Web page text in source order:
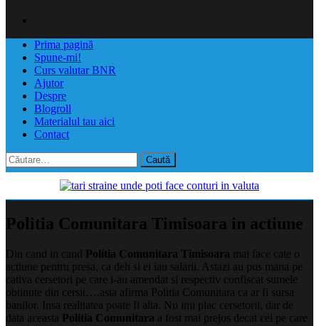
Prima pagină
Spune-mi!
Curs valutar BNR
Ajutor
Despre
Blogroll
Materialul tau aici
Contact
Caută
după:
Politia Comunitara Timisoara in actiune
Din cand in cand Politia Comunitara Timisoara mai face cate o
actiune pentru presa, ca deh si ei iau salarii. Astazi au pus mana pe
cativa cersetori pe care i-au amendat si respectiv confiscat sumele
obtinute din cersit….asta afirma Politia Comunitara ca ar fi sursa
banilor. Insa realitatea poate fi alta. Nu imi plac cersetorii, dar de
data aceasta Politia Comunitara a fost mai prejos decat cei pe care